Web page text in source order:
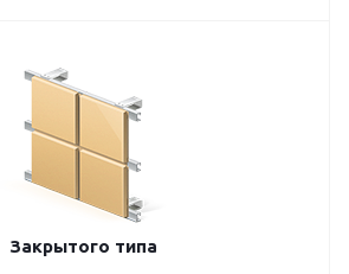
Закрытого типа